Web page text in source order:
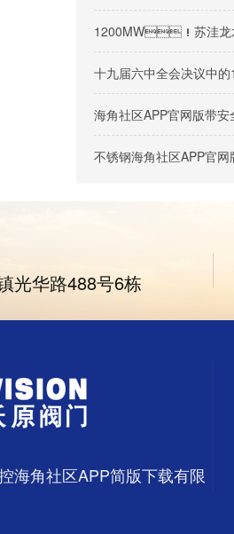
1200MW！苏洼龙水
十九届六中全会决议中
海角社区APP官网版带
不锈钢海角社区APP官
光华路488号6栋
海角社区APP简版下载有限